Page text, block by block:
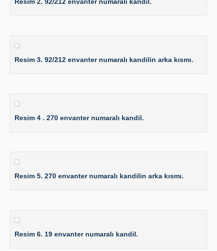
Resim 3. 92/212 envanter numaralı kandilin arka kısmı.
Resim 4 . 270 envanter numaralı kandil.
Resim 5. 270 envanter numaralı kandilin arka kısmı.
Resim 6. 19 envanter numaralı kandil.